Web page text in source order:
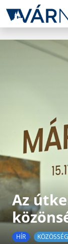
Az
HÍR KÖZÖSSÉG